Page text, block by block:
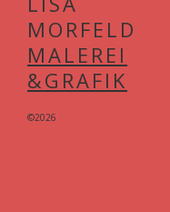
MORFELD
MALEREI
&GRAFIK
©2026